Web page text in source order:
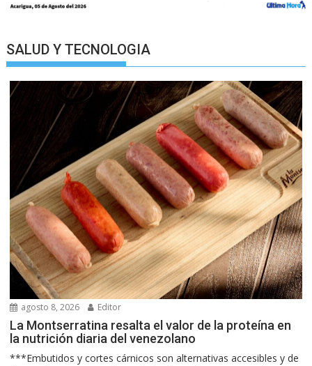
SALUD Y TECNOLOGIA
agosto 8, 2026 Editor
La Montserratina resalta el valor de la proteína en
la nutrición diaria del venezolano
***Embutidos y cortes cárnicos son alternativas accesibles y de